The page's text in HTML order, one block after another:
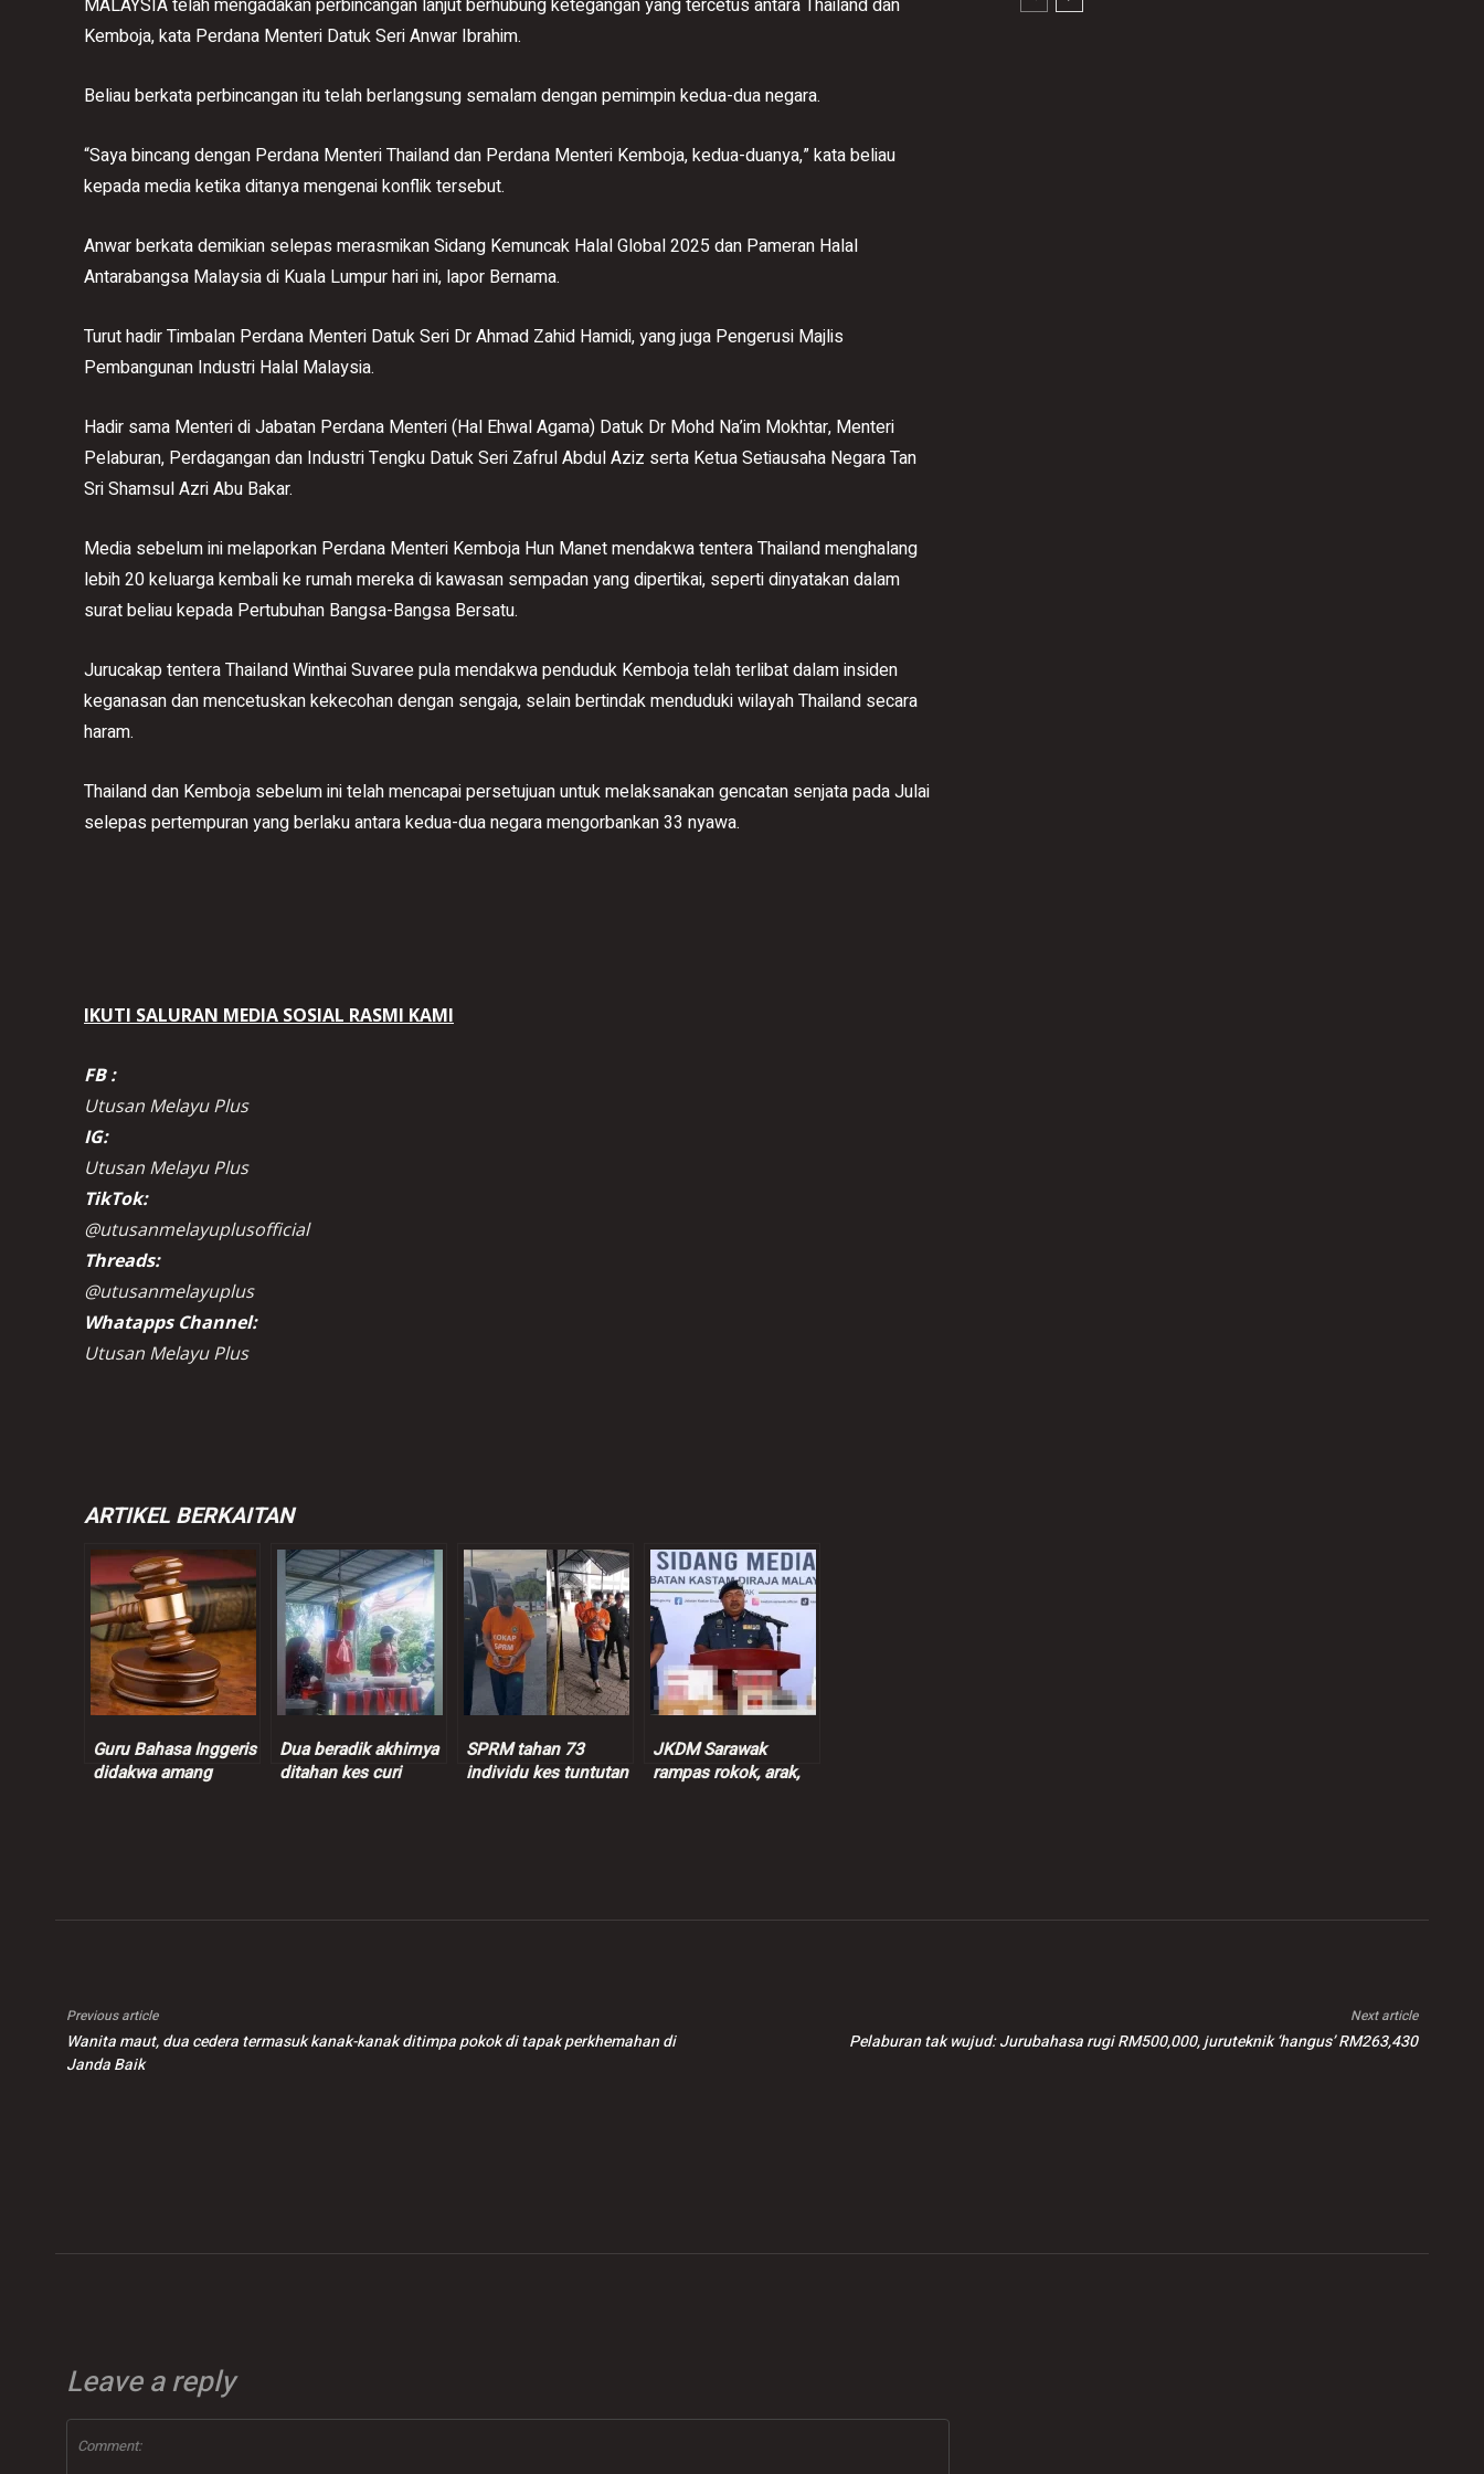
MALAYSIA telah mengadakan perbincangan lanjut berhubung ketegangan yang tercetus antara Thailand dan
Kemboja, kata Perdana Menteri Datuk Seri Anwar Ibrahim.
Beliau berkata perbincangan itu telah berlangsung semalam dengan pemimpin kedua-dua negara.
“Saya bincang dengan Perdana Menteri Thailand dan Perdana Menteri Kemboja, kedua-duanya,” kata beliau
kepada media ketika ditanya mengenai konflik tersebut.
Anwar berkata demikian selepas merasmikan Sidang Kemuncak Halal Global 2025 dan Pameran Halal
Antarabangsa Malaysia di Kuala Lumpur hari ini, lapor Bernama.
Turut hadir Timbalan Perdana Menteri Datuk Seri Dr Ahmad Zahid Hamidi, yang juga Pengerusi Majlis
Pembangunan Industri Halal Malaysia.
Hadir sama Menteri di Jabatan Perdana Menteri (Hal Ehwal Agama) Datuk Dr Mohd Na’im Mokhtar, Menteri
Pelaburan, Perdagangan dan Industri Tengku Datuk Seri Zafrul Abdul Aziz serta Ketua Setiausaha Negara Tan
Sri Shamsul Azri Abu Bakar.
Media sebelum ini melaporkan Perdana Menteri Kemboja Hun Manet mendakwa tentera Thailand menghalang
lebih 20 keluarga kembali ke rumah mereka di kawasan sempadan yang dipertikai, seperti dinyatakan dalam
surat beliau kepada Pertubuhan Bangsa-Bangsa Bersatu.
Jurucakap tentera Thailand Winthai Suvaree pula mendakwa penduduk Kemboja telah terlibat dalam insiden
keganasan dan mencetuskan kekecohan dengan sengaja, selain bertindak menduduki wilayah Thailand secara
haram.
Thailand dan Kemboja sebelum ini telah mencapai persetujuan untuk melaksanakan gencatan senjata pada Julai
selepas pertempuran yang berlaku antara kedua-dua negara mengorbankan 33 nyawa.
IKUTI SALURAN MEDIA SOSIAL RASMI KAMI
FB :
Utusan Melayu Plus
IG:
Utusan Melayu Plus
TikTok:
@utusanmelayuplusofficial
Threads:
@utusanmelayuplus
Whatapps Channel:
Utusan Melayu Plus
ARTIKEL BERKAITAN
Guru Bahasa Inggeris
didakwa amang
Dua beradik akhirnya
ditahan kes curi
SPRM tahan 73
individu kes tuntutan
JKDM Sarawak
rampas rokok, arak,
Previous article
Wanita maut, dua cedera termasuk kanak-kanak ditimpa pokok di tapak perkhemahan di
Janda Baik
Next article
Pelaburan tak wujud: Jurubahasa rugi RM500,000, juruteknik ‘hangus’ RM263,430
Leave a reply